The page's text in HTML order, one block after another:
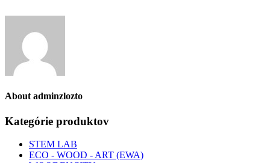
About adminzlozto
Kategórie produktov
STEM LAB
ECO - WOOD - ART (EWA)